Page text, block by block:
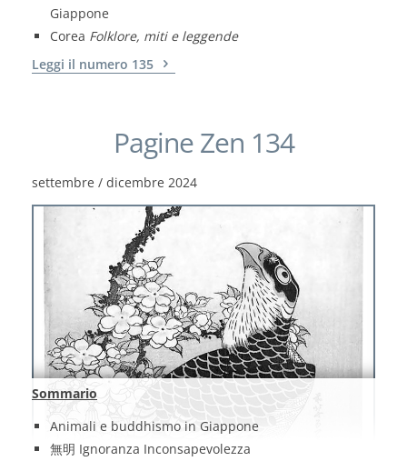
Giappone
Corea Folklore, miti e leggende
Leggi il numero 135
Pagine Zen 134
settembre / dicembre 2024
Sommario
Animali e buddhismo in Giappone
無明 Ignoranza Inconsapevolezza